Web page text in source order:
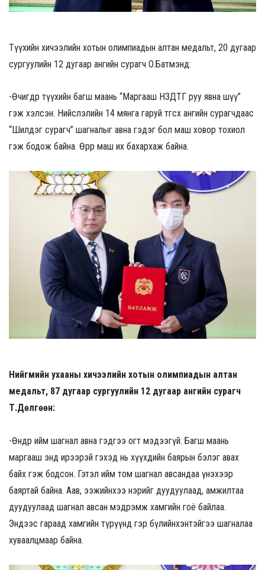
Түүхийн хичээлийн хотын олимпиадын алтан медальт, 20 дугаар
сургуулийн 12 дугаар ангийн сурагч О.Батмэнд:
-Өчигдөр түүхийн багш маань “Маргааш НЗДТГ руу явна шүү”
гэж хэлсэн. Нийслэлийн 14 мянга гаруй төгсөх ангийн сурагчдаас
“Шилдэг сурагч” шагналыг авна гэдэг бол маш ховор тохиол
гэж бодож байна. Өөрөөрөө маш их бахархаж байна.
Нийгмийн ухааны хичээлийн хотын олимпиадын алтан
медальт, 87 дугаар сургуулийн 12 дугаар ангийн сурагч
Т.Дөлгөөн:
-Өнөөдөр ийм шагнал авна гэдгээ огт мэдээгүй. Багш маань
маргааш энд ирээрэй гэхэд нь хүүхдийн баярын бэлэг авах
байх гэж бодсон. Гэтэл ийм том шагнал авсандаа үнэхээр
баяртай байна. Аав, ээжийнхээ нэрийг дуудуулаад, амжилтаа
дуудуулаад шагнал авсан мэдрэмж хамгийн гоё байлаа.
Эндээс гараад хамгийн түрүүнд гэр бүлийнхэнтэйгээ шагналаа
хуваалцмаар байна.